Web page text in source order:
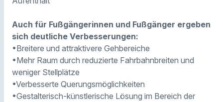
Auch für Fußgängerinnen und Fußgänger ergeben
sich deutliche Verbesserungen:
•Breitere und attraktivere Gehbereiche
•Mehr Raum durch reduzierte Fahrbahnbreiten und
weniger Stellplätze
•Verbesserte Querungsmöglichkeiten
•Gestalterisch-künstlerische Lösung im Bereich der